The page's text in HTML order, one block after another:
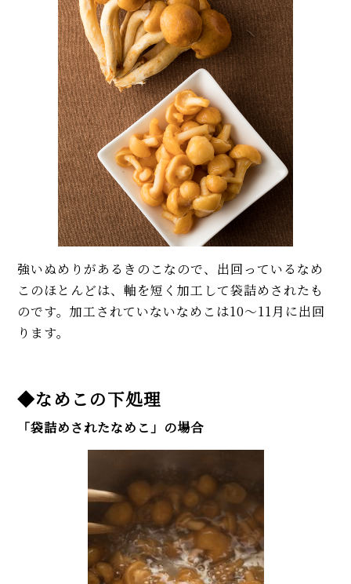
強いぬめりがあるきのこなので、出回っているなめ
このほとんどは、軸を短く加工して袋詰めされたも
のです。加工されていないなめこは10～11月に出回
ります。
◆なめこの下処理
「袋詰めされたなめこ」の場合